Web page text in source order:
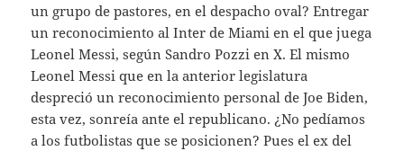
un grupo de pastores, en el despacho oval? Entregar
un reconocimiento al Inter de Miami en el que juega
Leonel Messi, según Sandro Pozzi en X. El mismo
Leonel Messi que en la anterior legislatura
despreció un reconocimiento personal de Joe Biden,
esta vez, sonreía ante el republicano. ¿No pedíamos
a los futbolistas que se posicionen? Pues el ex del